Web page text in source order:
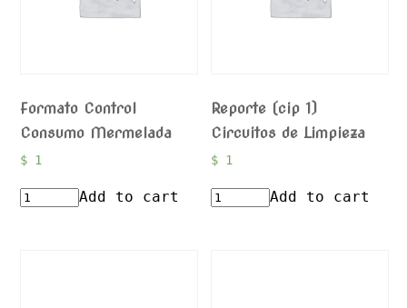
Formato Control
Consumo Mermelada
$1
Add to cart
Reporte (cip 1)
Circuitos de Limpieza
$ 1
Add to cart